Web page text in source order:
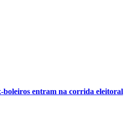
boleiros entram na corrida eleitoral